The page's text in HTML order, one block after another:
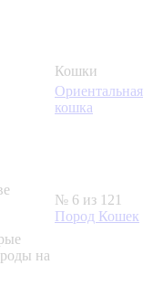
Кошки
Ориентальная
кошка
на
№ 6 из 121
Пород Кошек